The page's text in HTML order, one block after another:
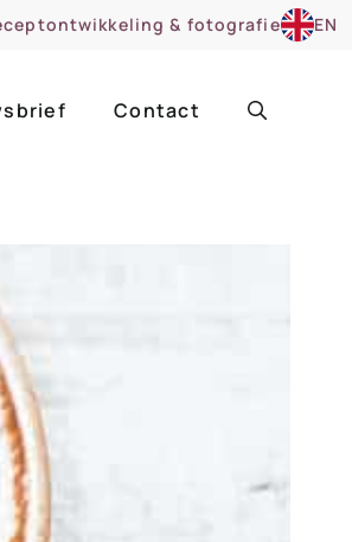
& fotografie EN
Contact